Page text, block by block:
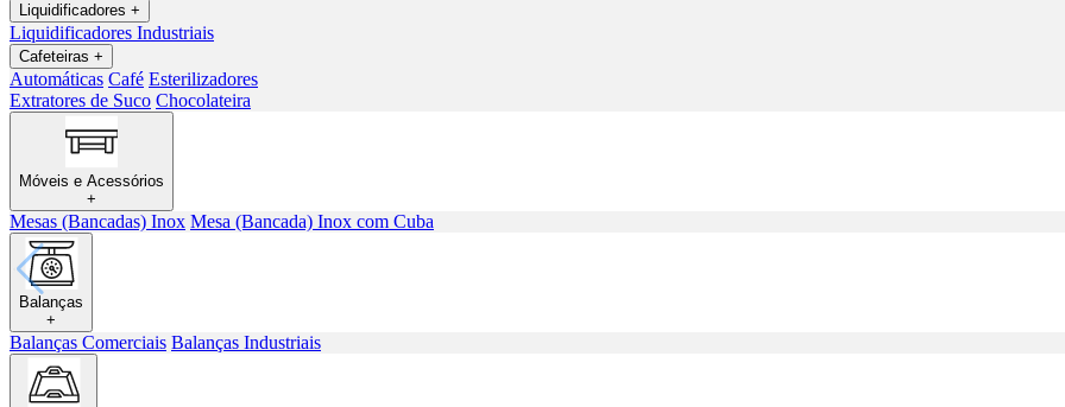
Liquidificadores +
Liquidificadores Industriais
Cafeteiras +
Automáticas Café Esterilizadores
Extratores de Suco Chocolateira
Móveis e Acessórios
+
Mesas (Bancadas) Inox Mesa (Bancada) Inox com Cuba
Balanças
+
Balanças Comerciais Balanças Industriais